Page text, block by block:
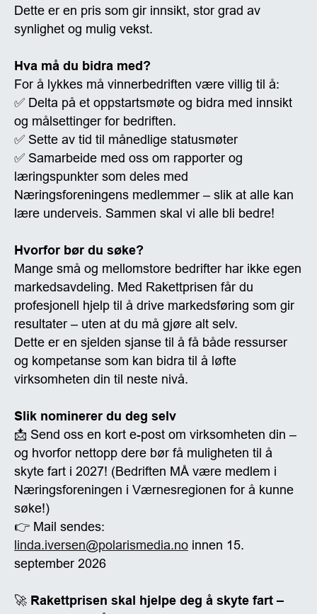
Dette er en pris som gir innsikt, stor grad av
synlighet og mulig vekst.
Hva må du bidra med?
For å lykkes må vinnerbedriften være villig til å:
✅ Delta på et oppstartsmøte og bidra med innsikt
og målsettinger for bedriften.
✅ Sette av tid til månedlige statusmøter
✅ Samarbeide med oss om rapporter og
læringspunkter som deles med
Næringsforeningens medlemmer – slik at alle kan
lære underveis. Sammen skal vi alle bli bedre!
Hvorfor bør du søke?
Mange små og mellomstore bedrifter har ikke egen
markedsavdeling. Med Rakettprisen får du
profesjonell hjelp til å drive markedsføring som gir
resultater – uten at du må gjøre alt selv.
Dette er en sjelden sjanse til å få både ressurser
og kompetanse som kan bidra til å løfte
virksomheten din til neste nivå.
Slik nominerer du deg selv
📩 Send oss en kort e-post om virksomheten din –
og hvorfor nettopp dere bør få muligheten til å
skyte fart i 2027! (Bedriften MÅ være medlem i
Næringsforeningen i Værnesregionen for å kunne
søke!)
👉 Mail sendes:
linda.iversen@polarismedia.no innen 15.
september 2026
🚀 Rakettprisen skal hjelpe deg å skyte fart –